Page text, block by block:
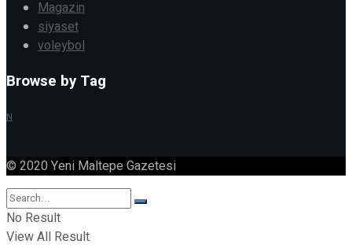
Magazin
siyaset
voleybol
Browse by Tag
N
© 2020 Yeni Maltepe Gazetesi
No Result
View All Result